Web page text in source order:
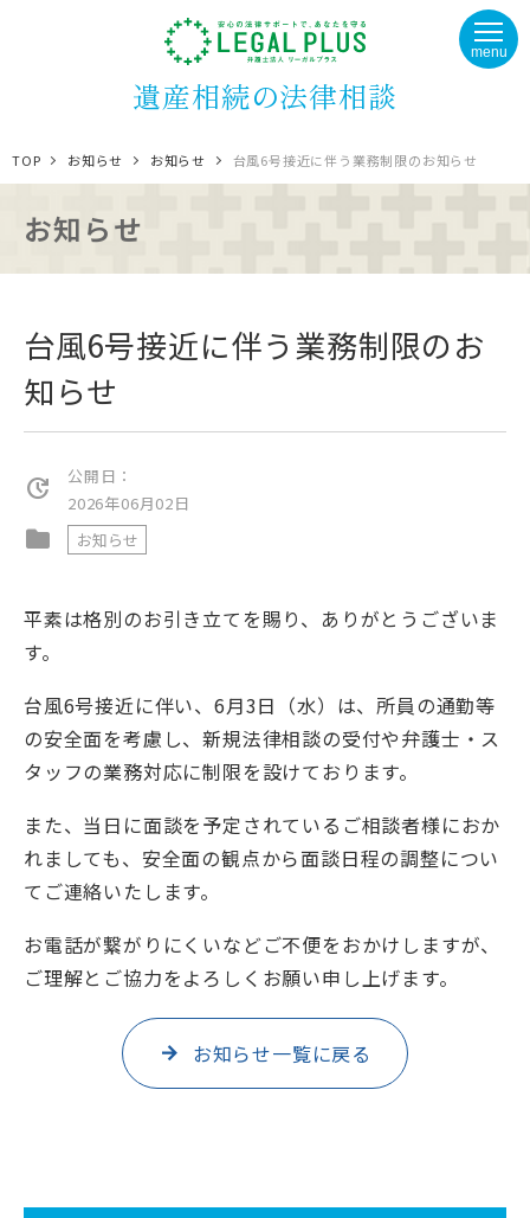
遺産相続の法律相談
menu
TOP お知らせ お知らせ 台風6号接近に伴う業務制限のお知らせ
お知らせ
台風6号接近に伴う業務制限のお
知らせ
update
公開日：
2026年06月02日
folder お知らせ
平素は格別のお引き立てを賜り、ありがとうございま
す。
台風6号接近に伴い、6月3日（水）は、所員の通勤等
の安全面を考慮し、新規法律相談の受付や弁護士・ス
タッフの業務対応に制限を設けております。
また、当日に面談を予定されているご相談者様におか
れましても、安全面の観点から面談日程の調整につい
てご連絡いたします。
お電話が繋がりにくいなどご不便をおかけしますが、
ご理解とご協力をよろしくお願い申し上げます。
お知らせ一覧に戻る